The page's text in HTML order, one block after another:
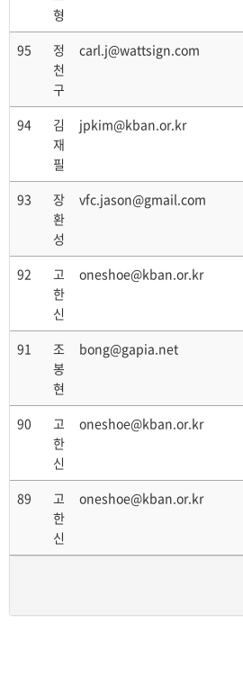
형
95
정
천
구
carl.j@wattsign.com
94
김
재
필
jpkim@kban.or.kr
93
장
환
성
vfc.jason@gmail.com
92
고
한
신
oneshoe@kban.or.kr
91
조
봉
현
bong@gapia.net
90
고
한
신
oneshoe@kban.or.kr
89
고
한
신
oneshoe@kban.or.kr